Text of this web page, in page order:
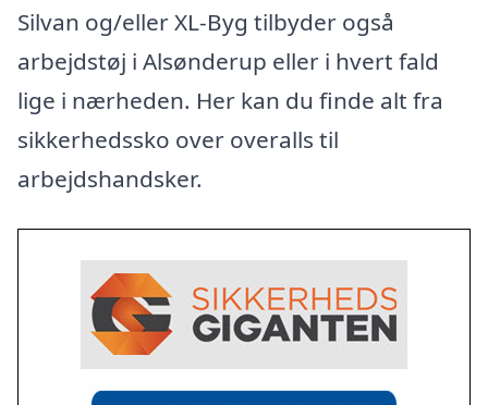
Silvan og/eller XL-Byg tilbyder også
arbejdstøj i Alsønderup eller i hvert fald
lige i nærheden. Her kan du finde alt fra
sikkerhedssko over overalls til
arbejdshandsker.